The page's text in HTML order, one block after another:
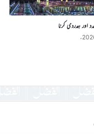
اور ہمدردی کرنا